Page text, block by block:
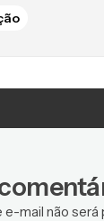
mail não será